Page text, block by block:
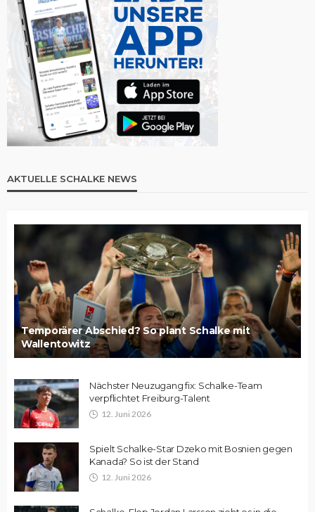
AKTUELLE SCHALKE NEWS
Temporärer Abschied? So plant Schalke mit
Wallentowitz
Nächster Neuzugang fix: Schalke-Team
verpflichtet Freiburg-Talent
12. Juni 2026
Spielt Schalke-Star Dzeko mit Bosnien gegen
Kanada? So ist der Stand
12. Juni 2026